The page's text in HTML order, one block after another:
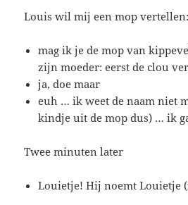
Louis wil mij een mop vertellen:
mag ik je de mop van
zijn moeder: eerst de clou
ja, doe maar
euh … ik weet de naam niet
kindje uit de mop dus) … ik
Twee minuten later
Louietje! Hij noemt Louietje